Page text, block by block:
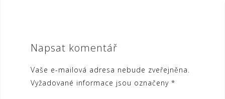
Napsat komentář
Vaše e-mailová adresa nebude zveřejněna.
Vyžadované informace jsou označeny *